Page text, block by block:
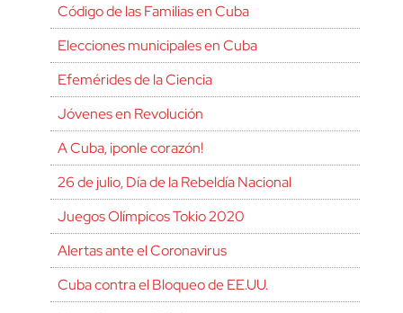
Código de las Familias en Cuba
Elecciones municipales en Cuba
Efemérides de la Ciencia
Jóvenes en Revolución
A Cuba, ¡ponle corazón!
26 de julio, Día de la Rebeldía Nacional
Juegos Olímpicos Tokio 2020
Alertas ante el Coronavirus
Cuba contra el Bloqueo de EE.UU.